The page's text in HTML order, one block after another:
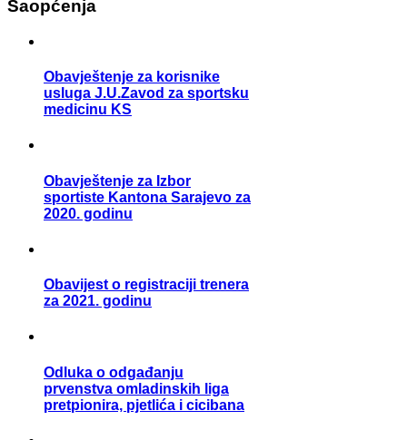
Saopćenja
Obavještenje za korisnike
usluga J.U.Zavod za sportsku
medicinu KS
Obavještenje za Izbor
sportiste Kantona Sarajevo za
2020. godinu
Obavijest o registraciji trenera
za 2021. godinu
Odluka o odgađanju
prvenstva omladinskih liga
pretpionira, pjetlića i cicibana